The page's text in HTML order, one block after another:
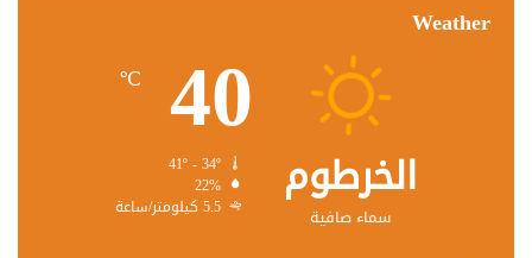
Weather
الخرطوم
سماء صافية
40
℃
22%
5.5 كيلومتر/ساعة